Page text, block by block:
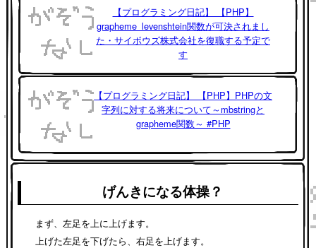
【プログラミング日記】 【PHP】
grapheme_levenshtein関数が可決されまし
た・サイボウズ株式会社を復職する予定で
す
【プログラミング日記】 【PHP】PHPの文
字列に対する将来について～mbstringと
grapheme関数～ #PHP
げんきになる体操？
まず、左足を上に上げます。
上げた左足を下げたら、右足を上げます。